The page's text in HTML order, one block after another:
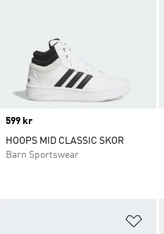
Price
599 kr
HOOPS MID CLASSIC SKOR
Barn Sportswear